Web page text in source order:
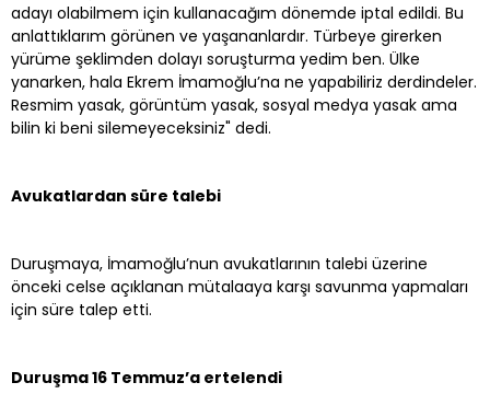
adayı olabilmem için kullanacağım dönemde iptal edildi. Bu
anlattıklarım görünen ve yaşananlardır. Türbeye girerken
yürüme şeklimden dolayı soruşturma yedim ben. Ülke
yanarken, hala Ekrem İmamoğlu’na ne yapabiliriz derdindeler.
Resmim yasak, görüntüm yasak, sosyal medya yasak ama
bilin ki beni silemeyeceksiniz" dedi.
Avukatlardan süre talebi
Duruşmaya, İmamoğlu’nun avukatlarının talebi üzerine
önceki celse açıklanan mütalaaya karşı savunma yapmaları
için süre talep etti.
Duruşma 16 Temmuz’a ertelendi